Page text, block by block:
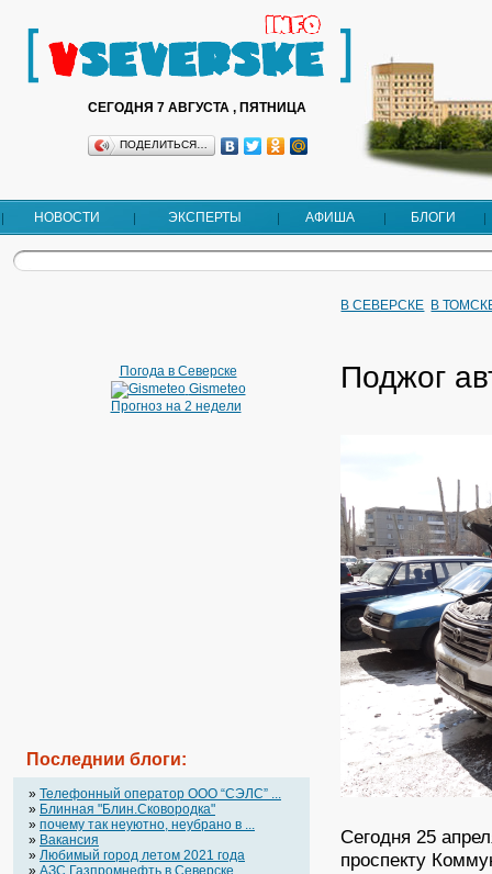
СЕГОДНЯ 7 АВГУСТА , ПЯТНИЦА
ПОДЕЛИТЬСЯ…
НОВОСТИ ЭКСПЕРТЫ АФИША БЛОГИ
Погода в Северске
Gismeteo
Прогноз на 2 недели
Последнии блоги:
» Телефонный оператор OOO “СЭЛС” ...
» Блинная "Блин.Сковородка"
» почему так неуютно, неубрано в ...
» Вакансия
» Любимый город летом 2021 года
» АЗС Газпромнефть в Северске
В СЕВЕРСКЕ В
Поджог
Сегодня 25
проспекту